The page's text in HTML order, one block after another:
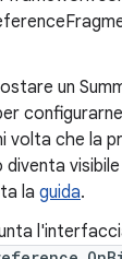
un
volta che la
la guida.